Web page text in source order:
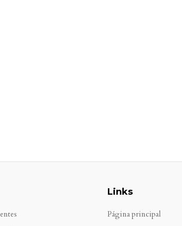
Links
Página principal